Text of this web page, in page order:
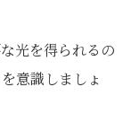
光を得られるの
意識しましょ